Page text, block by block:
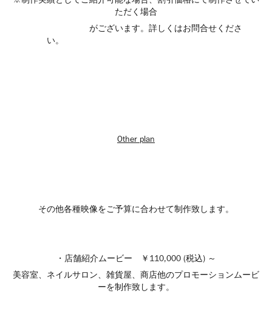
ただく場合
がございます。詳しくはお問合せくださ
い。
Other plan
その他各種映像をご予算に合わせて制作致します。
・店舗紹介ムービー ￥110,000 (税込) ～
美容室、ネイルサロン、雑貨屋、商店他のプロモーションムービ
ーを制作致します。